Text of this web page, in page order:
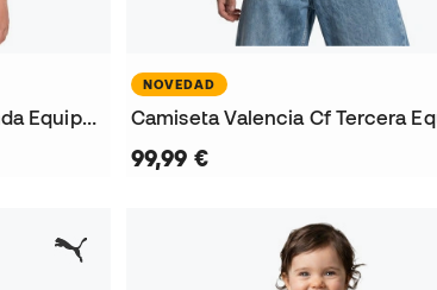
Camiseta Valencia Cf Segunda Equipación 2026-2027 Niño
NOVEDAD
99,99 €